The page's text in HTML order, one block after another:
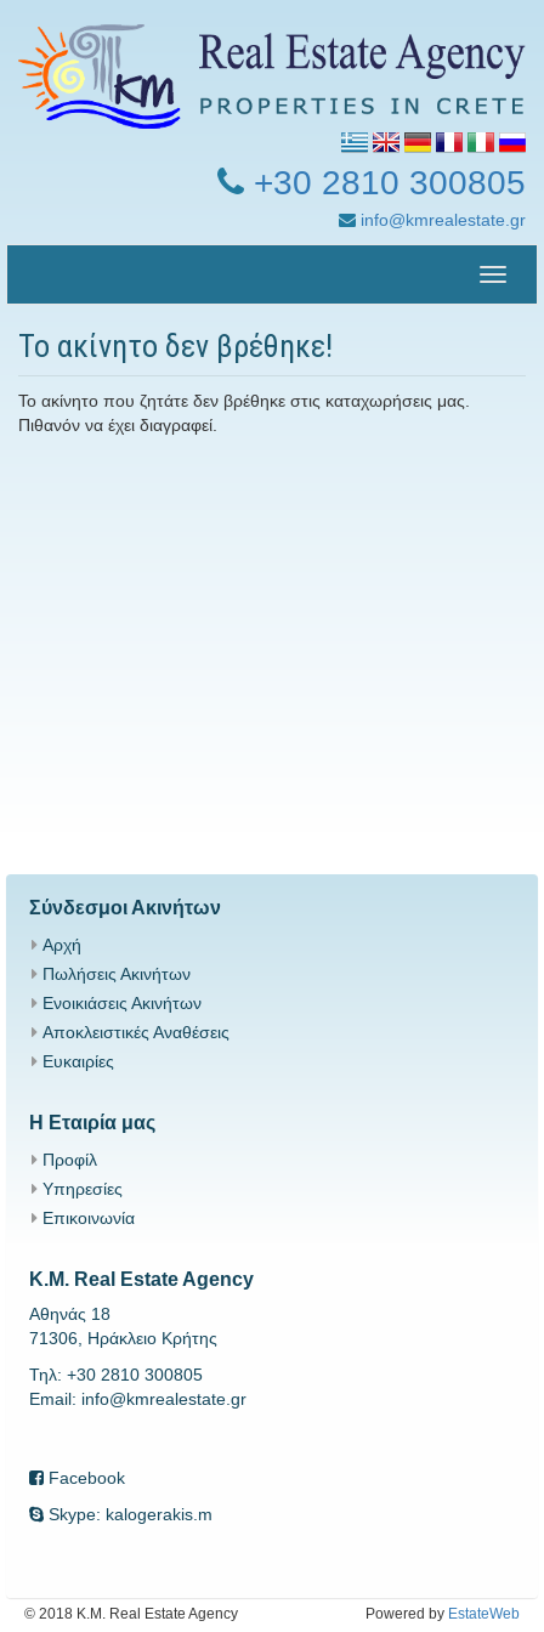
+30 2810 300805
info@kmrealestate.gr
Toggle
Το ακίνητο δεν βρέθηκε!
Το ακίνητο που ζητάτε δεν βρέθηκε στις καταχωρήσεις μας.
Πιθανόν να έχει διαγραφεί.
Σύνδεσμοι Ακινήτων
Αρχή
Πωλήσεις Ακινήτων
Ενοικιάσεις Ακινήτων
Αποκλειστικές Αναθέσεις
Ευκαιρίες
Η Εταιρία μας
Προφίλ
Υπηρεσίες
Επικοινωνία
K.M. Real Estate Agency
Αθηνάς 18
71306, Ηράκλειο Κρήτης
Τηλ: +30 2810 300805
Email: info@kmrealestate.gr
Facebook
Skype: kalogerakis.m
© 2018 K.M. Real Estate Agency Powered by EstateWeb